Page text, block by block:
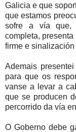
Galicia e que
que estamos
sofre a vía que,
completa,
firme e
Ademais
para que os
vanse a levar a
que se producen
percorrido da vía
O Goberno debe